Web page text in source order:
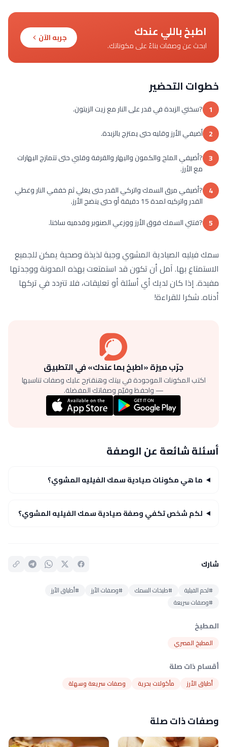
اطبخ باللي عندك
ابحث عن وصفات بناءً على مكوناتك.
جربه الآن
خطوات التحضير
1 ?سخني الزبدة في قدر على النار مع زيت الزيتون.
2 أضيفي الأرز وقليه حتى يمتزج بالزبدة.
3 ?أضيفي الملح والكمون والبهار والقرفة وقلبي حتى تتمازج البهارات
مع الأرز.
4 ?أضيفي مرق السمك واتركي القدر حتى يغلي ثم خففي النار وغطي
القدر واتركيه لمدة 15 دقيقة أو حتى ينضج الأرز.
5 ?فتتي السمك فوق الأرز ووزعي الصنوبر وقدميه ساخنا.
سمك فيليه الصيادية المشوي وجبة لذيذة وصحية يمكن للجميع
الاستمتاع بها. آمل أن تكون قد استمتعت بهذه المدونة ووجدتها
مفيدة. إذا كان لديك أي أسئلة أو تعليقات، فلا تتردد في تركها
أدناه. شكرا للقراءة!
جرّب ميزة «اطبخ بما عندك» في التطبيق
اكتب المكونات الموجودة في بيتك وهنقترح عليك وصفات تناسبها
— واحفظ وقيّم وصفاتك المفضلة.
أسئلة شائعة عن الوصفة
ما هي مكونات صيادية سمك الفيليه المشوي؟
لكم شخص تكفي وصفة صيادية سمك الفيليه المشوي؟
شارك
#لحم الفيلية #طبخات السمك #وصفات الأرز
#أطباق الأرز
#وصفات سريعة
المطبخ
المطبخ المصري
أقسام ذات صلة
أطباق الأرز مأكولات بحرية وصفات سريعة وسهلة
وصفات ذات صلة